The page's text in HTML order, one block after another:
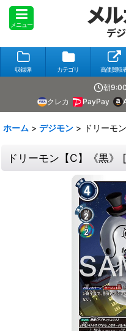
メニュー メ
デ
収録弾 カテゴリ 高価買取
朝
クレカ
PayPay
ホーム > デジモン > ドリーモ
ドリーモン【C】《黒》 [